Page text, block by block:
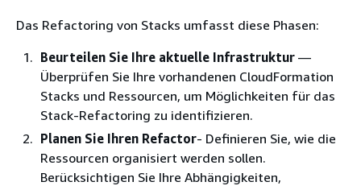
Das Refactoring von Stacks umfasst diese Phasen:
Beurteilen Sie Ihre aktuelle Infrastruktur —
Überprüfen Sie Ihre vorhandenen CloudFormation
Stacks und Ressourcen, um Möglichkeiten für das
Stack-Refactoring zu identifizieren.
Planen Sie Ihren Refactor- Definieren Sie, wie die
Ressourcen organisiert werden sollen.
Berücksichtigen Sie Ihre Abhängigkeiten,